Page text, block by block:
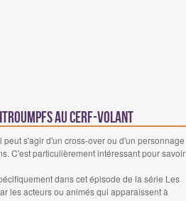
au cerf-volant
s'agir d'un cross-over ou d'un personnage
C'est particulièrement intéressant pour savoir
dans cet épisode de la série Les
les acteurs ou animés qui apparaissent à